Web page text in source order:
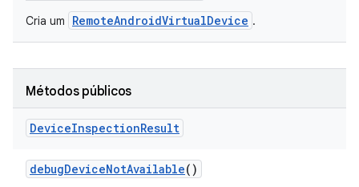
Cria um RemoteAndroidVirtualDevice .
Métodos públicos
DeviceInspectionResult
debugDeviceNotAvailable()